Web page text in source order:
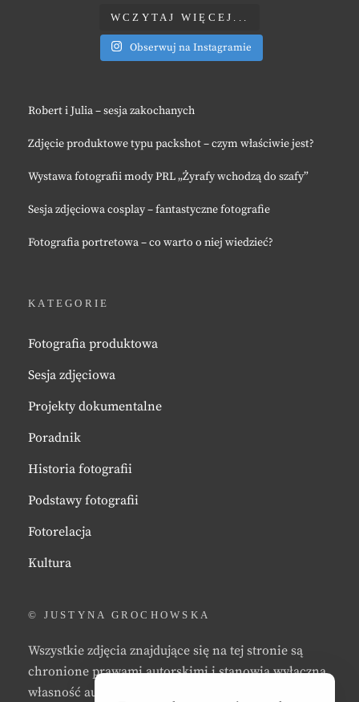
WCZYTAJ WIĘCEJ...
Obserwuj na Instagramie
Robert i Julia – sesja zakochanych
Zdjęcie produktowe typu packshot – czym właściwie jest?
Wystawa fotografii mody PRL „Żyrafy wchodzą do szafy”
Sesja zdjęciowa cosplay – fantastyczne fotografie
Fotografia portretowa – co warto o niej wiedzieć?
KATEGORIE
Fotografia produktowa
Sesja zdjęciowa
Projekty dokumentalne
Poradnik
Historia fotografii
Podstawy fotografii
Fotorelacja
Kultura
© JUSTYNA GROCHOWSKA
Wszystkie zdjęcia znajdujące się na tej stronie są
chronione prawami autorskimi i stanowią wyłączną
własność autora strony. Zabrania się kopiowania,